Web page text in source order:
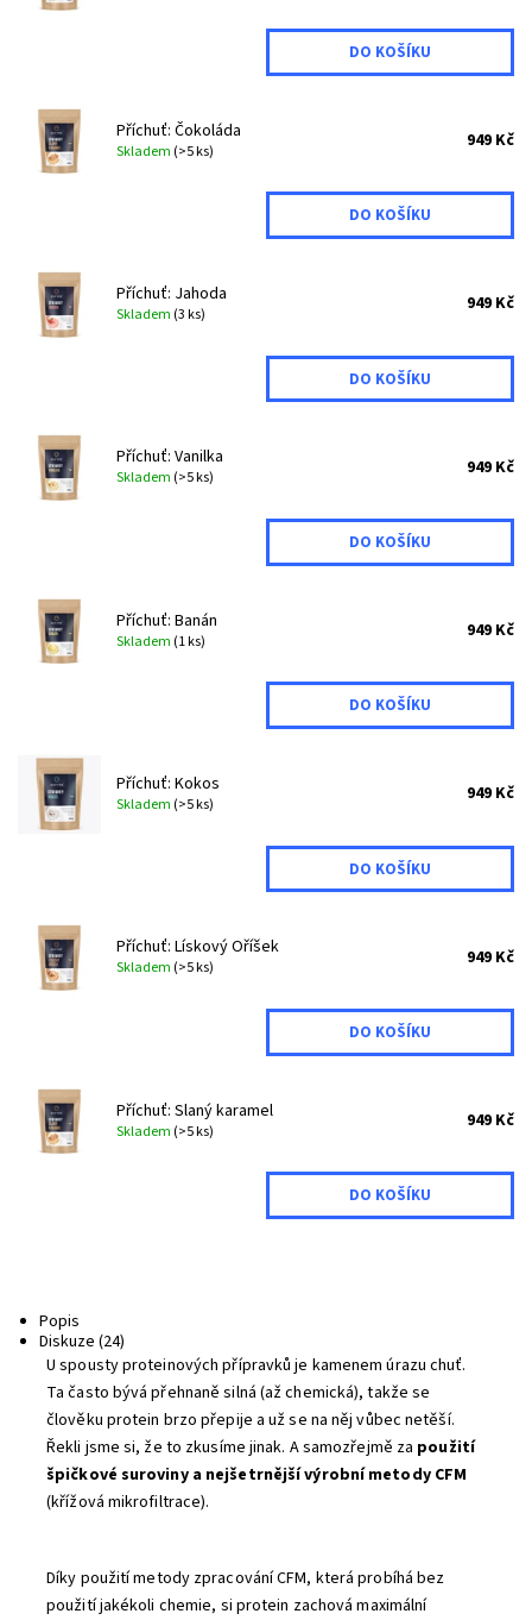
Příchuť: Čokoláda
Skladem (>5 ks) 949 Kč
Příchuť: Jahoda
Skladem (3 ks) 949 Kč
Příchuť: Vanilka
Skladem (>5 ks) 949 Kč
Příchuť: Banán
Skladem (1 ks) 949 Kč
Příchuť: Kokos
Skladem (>5 ks) 949 Kč
Příchuť: Lískový Oříšek
Skladem (>5 ks) 949 Kč
Příchuť: Slaný karamel
Skladem (>5 ks) 949 Kč
Popis
Diskuze (24)
U spousty proteinových přípravků je kamenem úrazu chuť.
Ta často bývá přehnaně silná (až chemická), takže se
člověku protein brzo přepije a už se na něj vůbec netěší.
Řekli jsme si, že to zkusíme jinak. A samozřejmě za použití
špičkové suroviny a nejšetrnější výrobní metody CFM
(křížová mikrofiltrace).
Díky použití metody zpracování CFM, která probíhá bez
použití jakékoli chemie, si protein zachová maximální